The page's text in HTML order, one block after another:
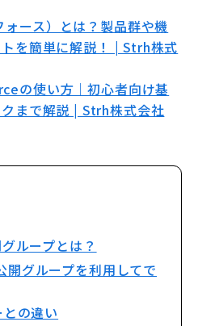
ース）とは？製品群や機
を簡単に解説！ | Strh株式
の使い方｜初心者向け基
まで解説 | Strh株式会社
ループとは？
グループを利用してで
の違い